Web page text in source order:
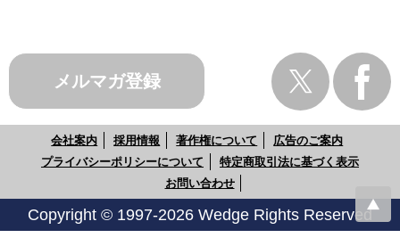
メルマガ登録
会社案内 採用情報 著作権について
広告のご案内
プライバシーポリシーについて
特定商取引法に基づく表示
お問い合わせ
Copyright © 1997-2026 Wedge Rights Reserved